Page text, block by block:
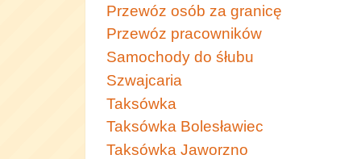
Przewóz osób za granicę
Przewóz pracowników
Samochody do śłubu
Szwajcaria
Taksówka
Taksówka Bolesławiec
Taksówka Jaworzno